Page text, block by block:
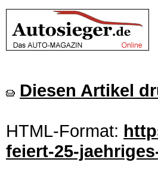
Diesen Artikel
HTML-Format:
feiert-25-